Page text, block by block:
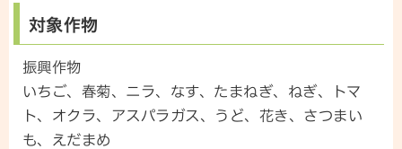
対象作物
振興作物
いちご、春菊、ニラ、なす、たまねぎ、ねぎ、トマ
ト、オクラ、アスパラガス、うど、花き、さつまい
も、えだまめ